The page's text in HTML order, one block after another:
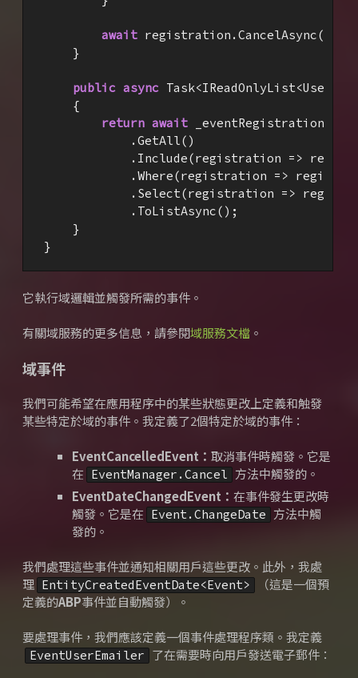
await
    }
public async Task<IReadOnlyList<User>>
    {
return await
            .GetAll()
.Include(registration =>
.Where(registration =>
.Select(registration =>
            .ToListAsync();
    }
}
它執行域邏輯並觸發所需的事件。
有關域服務的更多信息，請參閱域服務文檔 。
域事件
我們可能希望在應用程序中的某些狀態更改上定義和触發
某些特定於域的事件。我定義了2個特定於域的事件：
EventCancelledEvent：取消事件時觸發。 它是
在 EventManager.Cancel 方法中觸發的 。
EventDateChangedEvent：在事件發生更改時
觸發。 它是在 Event.ChangeDate 方法中觸
發的 。
我們處理這些事件並通知相關用戶這些更改。 此外，我處
理 EntityCreatedEventDate<Event>
（這是一個預
定義的ABP事件並自動觸發）。
要處理事件，我們應該定義一個事件處理程序類。我定義
EventUserEmailer 了在需要時向用戶發送電子郵件：